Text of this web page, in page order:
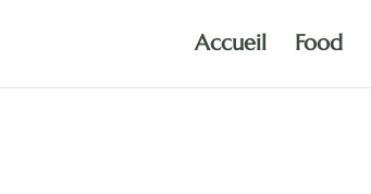
Accueil Food